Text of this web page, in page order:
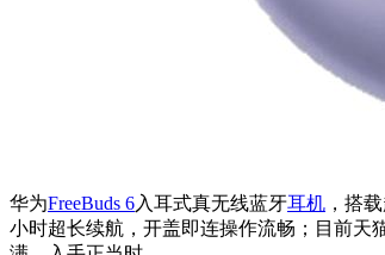
华为FreeBuds 6入耳式真无线蓝牙耳机 ，搭
小时超长续航，开盖即连操作流畅；目前天